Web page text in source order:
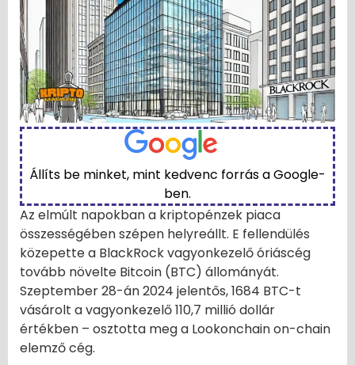
Állíts be minket, mint kedvenc forrás a Google-
ben.
Az elmúlt napokban a kriptopénzek piaca
összességében szépen helyreállt. E fellendülés
közepette a BlackRock vagyonkezelő óriáscég
tovább növelte Bitcoin (BTC) állományát.
Szeptember 28-án 2024 jelentős, 1684 BTC-t
vásárolt a vagyonkezelő 110,7 millió dollár
értékben – osztotta meg a Lookonchain on-chain
elemző cég.